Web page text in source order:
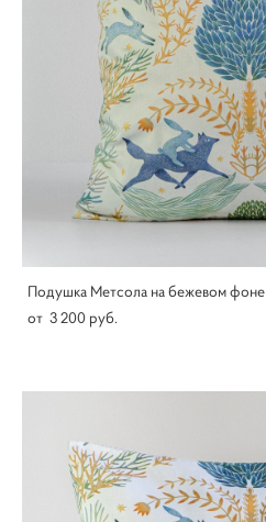
Подушка Метсола на бежевом фоне
от 3 200 pуб.